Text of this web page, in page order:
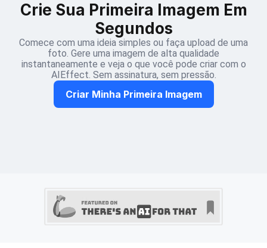
Crie Sua Primeira Imagem Em
Segundos
Comece com uma ideia simples ou faça upload de uma
foto. Gere uma imagem de alta qualidade
instantaneamente e veja o que você pode criar com o
AIEffect. Sem assinatura, sem pressão.
Criar Minha Primeira Imagem